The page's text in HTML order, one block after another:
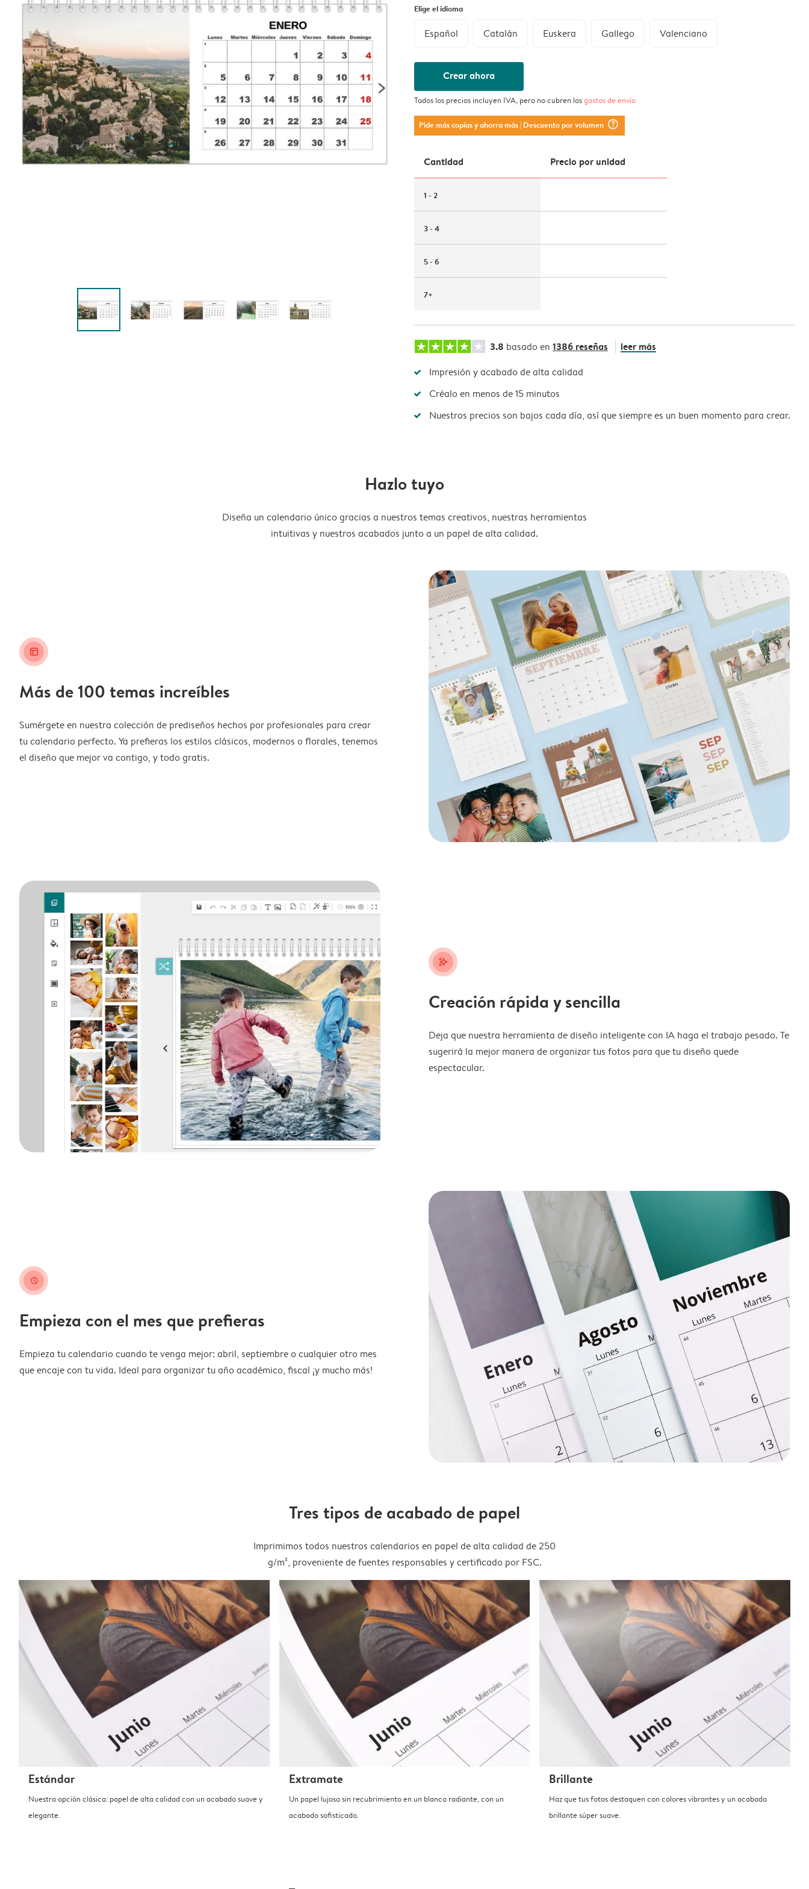
Elige el idioma
Español Catalán Euskera Gallego Valenciano
Crear ahora
Todos los precios incluyen IVA, pero no cubren losgastos de envío
Pide más copias y ahorra más| Descuento por volumen question_mark_circle
Cantidad Precio por unidad
1 - 2
3 - 4
5 - 6
7+
3.8 basado en 1386 reseñas leer más
Impresión y acabado de alta calidad
Créalo en menos de 15 minutos
Nuestros precios son bajos cada día, así que siempre es un buen momento para crear.
Hazlo tuyo
Diseña un calendario único gracias a nuestros temas creativos, nuestras herramientas
intuitivas y nuestros acabados junto a un papel de alta calidad.
layout_alt
Más de 100 temas increíbles
Sumérgete en nuestra colección de prediseños hechos por profesionales para crear
tu calendario perfecto. Ya prefieras los estilos clásicos, modernos o florales, tenemos
el diseño que mejor va contigo, y todo gratis.
stars_plus
Creación rápida y sencilla
Deja que nuestra herramienta de diseño inteligente con IA haga el trabajo pesado. Te
sugerirá la mejor manera de organizar tus fotos para que tu diseño quede
espectacular.
clock
Empieza con el mes que prefieras
Empieza tu calendario cuando te venga mejor: abril, septiembre o cualquier otro mes
que encaje con tu vida. Ideal para organizar tu año académico, fiscal ¡y mucho más!
Tres tipos de acabado de papel
Imprimimos todos nuestros calendarios en papel de alta calidad de 250
g/m², proveniente de fuentes responsables y certificado por FSC.
Estándar
Nuestra opción clásica: papel de alta calidad con un acabado suave y
elegante.
Extramate
Un papel lujoso sin recubrimiento en un blanco radiante, con un
acabado sofisticado.
Brillante
Haz que tus fotos destaquen con colores vibrantes y un acabado
brillante súper suave.